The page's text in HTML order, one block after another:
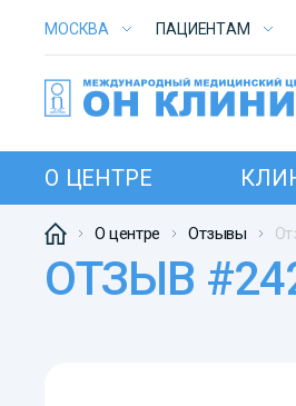
МОСКВА ПАЦИЕНТАМ
О ЦЕНТРЕ
О центре Отзывы
ОТЗЫВ